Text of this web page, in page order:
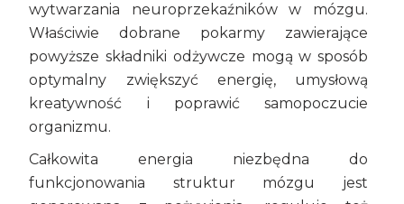
wytwarzania neuroprzekaźników w mózgu.
Właściwie dobrane pokarmy zawierające
powyższe składniki odżywcze mogą w sposób
optymalny zwiększyć energię, umysłową
kreatywność i poprawić samopoczucie
organizmu.
Całkowita energia niezbędna do
funkcjonowania struktur mózgu jest